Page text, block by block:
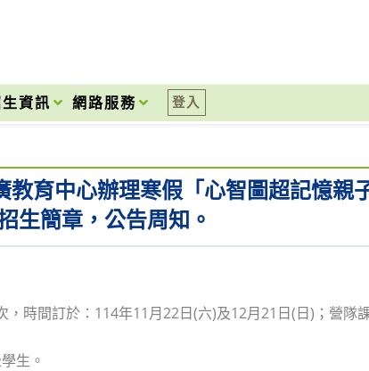
生資訊 網路服務 登入
教育中心辦理寒假「心智圖超記憶親
生簡章，公告周知。
時間訂於：114年11月22日(六)及12月21日(日)；營隊
生。